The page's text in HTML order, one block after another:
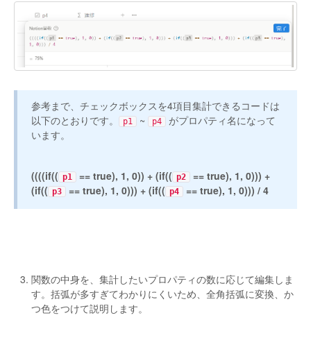
参考まで、チェックボックスを4項目集計できるコードは
以下のとおりです。
p1 ~ p4
がプロパティ名になって
います。
((((if(( p1 == true), 1, 0)) + (if(( p2
== true), 1, 0))) +
(if(( p3 == true), 1, 0))) + (if(( p4 == true), 1, 0))) / 4
関数の中身を、集計したいプロパティの数に応じて編集しま
す。括弧が多すぎてわかりにくいため、全角括弧に変換、か
つ色をつけて説明します。